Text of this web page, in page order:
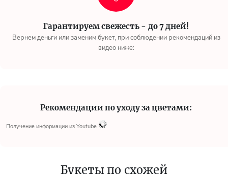
Гарантируем свежесть - до 7 дней!
Вернем деньги или заменим букет, при соблюдении рекомендаций из
видео ниже:
Рекомендации по уходу за цветами:
Получение информации из Youtube
Букеты по схожей